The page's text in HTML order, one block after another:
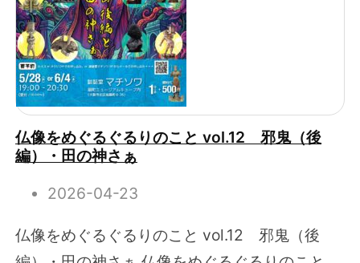
仏像をめぐるぐるりのこと vol.12 邪鬼（後
編）・田の神さぁ
2026-04-23
仏像をめぐるぐるりのこと vol.12 邪鬼（後